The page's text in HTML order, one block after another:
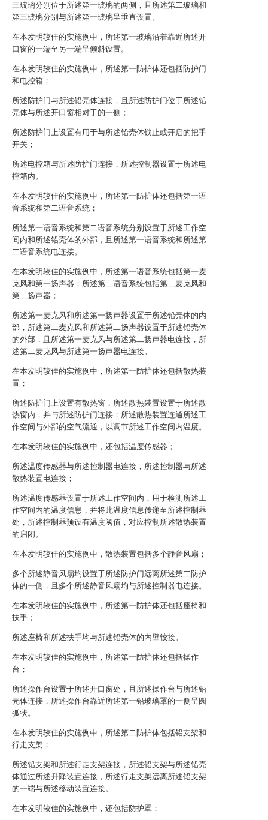
三玻璃分别位于所述第一玻璃的两侧，且所述第二玻璃和
第三玻璃分别与所述第一玻璃呈垂直设置。
在本发明较佳的实施例中，所述第一玻璃沿着靠近所述开
口窗的一端至另一端呈倾斜设置。
在本发明较佳的实施例中，所述第一防护体还包括防护门
和电控箱；
所述防护门与所述铅壳体连接，且所述防护门位于所述铅
壳体与所述开口窗相对于的一侧；
所述防护门上设置有用于与所述铅壳体锁止或开启的把手
开关；
所述电控箱与所述防护门连接，所述控制器设置于所述电
控箱内。
在本发明较佳的实施例中，所述第一防护体还包括第一语
音系统和第二语音系统；
所述第一语音系统和第二语音系统分别设置于所述工作空
间内和所述铅壳体的外部，且所述第一语音系统和所述第
二语音系统电连接。
在本发明较佳的实施例中，所述第一语音系统包括第一麦
克风和第一扬声器；所述第二语音系统包括第二麦克风和
第二扬声器；
所述第一麦克风和所述第一扬声器设置于所述铅壳体的内
部，所述第二麦克风和所述第二扬声器设置于所述铅壳体
的外部，且所述第一麦克风与所述第二扬声器电连接，所
述第二麦克风与所述第一扬声器电连接。
在本发明较佳的实施例中，所述第一防护体还包括散热装
置；
所述防护门上设置有散热窗，所述散热装置设置于所述散
热窗内，并与所述防护门连接；所述散热装置连通所述工
作空间与外部的空气流通，以调节所述工作空间内温度。
在本发明较佳的实施例中，还包括温度传感器；
所述温度传感器与所述控制器电连接，所述控制器与所述
散热装置电连接；
所述温度传感器设置于所述工作空间内，用于检测所述工
作空间内的温度信息，并将此温度信息传递至所述控制器
处，所述控制器预设有温度阈值，对应控制所述散热装置
的启闭。
在本发明较佳的实施例中，散热装置包括多个静音风扇；
多个所述静音风扇均设置于所述防护门远离所述第二防护
体的一侧，且多个所述静音风扇均与所述控制器电连接。
在本发明较佳的实施例中，所述第一防护体还包括座椅和
扶手；
所述座椅和所述扶手均与所述铅壳体的内壁铰接。
在本发明较佳的实施例中，所述第一防护体还包括操作
台；
所述操作台设置于所述开口窗处，且所述操作台与所述铅
壳体连接，所述操作台靠近所述第一铅玻璃罩的一侧呈圆
弧状。
在本发明较佳的实施例中，所述第二防护体包括铅支架和
行走支架；
所述铅支架和所述行走支架连接，所述铅支架与所述铅壳
体通过所述升降装置连接，所述行走支架远离所述铅支架
的一端与所述移动装置连接。
在本发明较佳的实施例中，还包括防护罩；